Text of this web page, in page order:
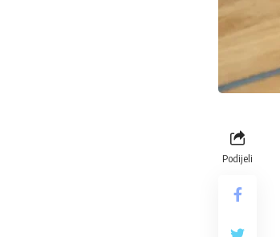
Podijeli